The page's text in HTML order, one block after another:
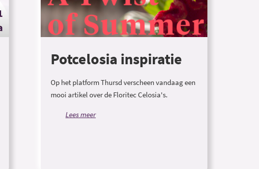
Potcelosia inspiratie
Op het platform Thursd verscheen vandaag een
mooi artikel over de Floritec Celosia's.
Lees meer